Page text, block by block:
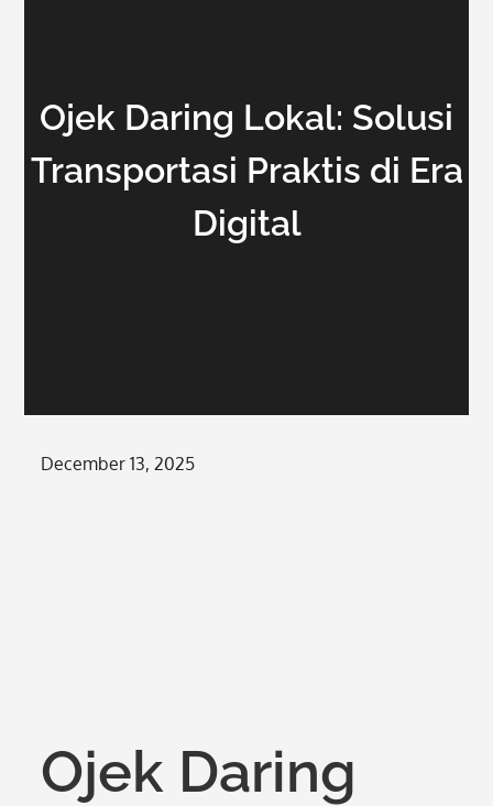
Ojek Daring Lokal: Solusi
Transportasi Praktis di Era
Digital
Posted
December 13, 2025
Ojek Daring